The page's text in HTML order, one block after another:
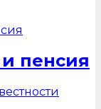
пенсия